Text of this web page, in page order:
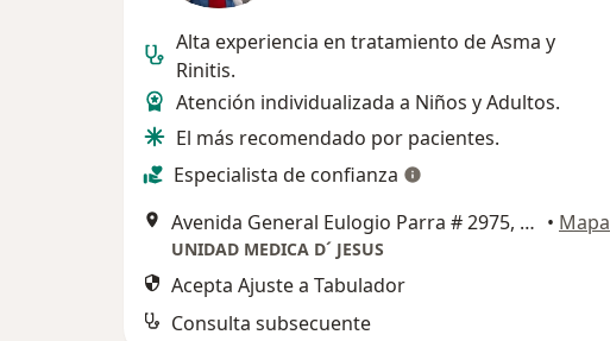
Alta experiencia en tratamiento de Asma y
Rinitis.
Atención individualizada a Niños y Adultos.
El más recomendado por pacientes.
Especialista de confianza
Avenida General Eulogio Parra # 2975, Guadalajara • Mapa
UNIDAD MEDICA D´ JESUS
Acepta Ajuste a Tabulador
Consulta subsecuente